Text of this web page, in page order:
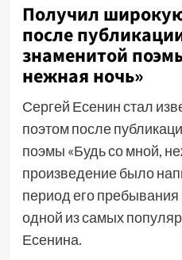
Получил
после
знаменитой
нежная ночь»
Сергей Есенин стал
поэтом после
поэмы «Будь со мной,
произведение было
период его
одной из самых
Есенина.